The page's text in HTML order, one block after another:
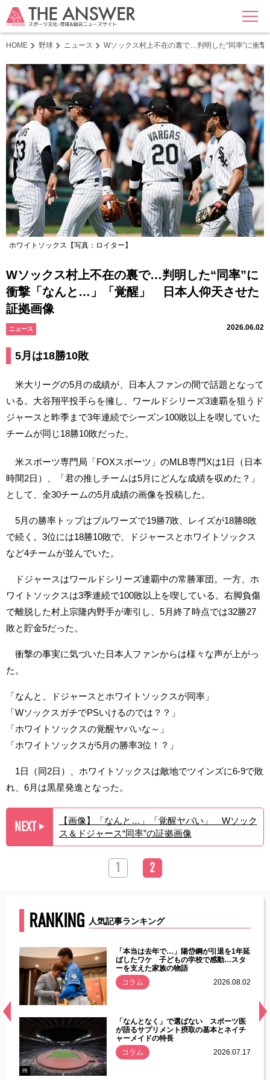
MENU
HOME 野球 ニュース Wソックス村上不在の裏で…判明した“同率”に衝
ホワイトソックス【写真：ロイター】
Wソックス村上不在の裏で…判明した“同率”に
衝撃「なんと…」「覚醒」 日本人仰天させた
証拠画像
ニュース 2026.06.02
5月は18勝10敗
米大リーグの5月の成績が、日本人ファンの間で話題となって
いる。大谷翔平投手らを擁し、ワールドシリーズ3連覇を狙うド
ジャースと昨季まで3年連続でシーズン100敗以上を喫していた
チームが同じ18勝10敗だった。
米スポーツ専門局「FOXスポーツ」のMLB専門Xは1日（日本
時間2日）、「君の推しチームは5月にどんな成績を収めた？」
として、全30チームの5月成績の画像を投稿した。
5月の勝率トップはブルワーズで19勝7敗、レイズが18勝8敗
で続く。3位には18勝10敗で、ドジャースとホワイトソックス
など4チームが並んでいた。
ドジャースはワールドシリーズ連覇中の常勝軍団。一方、ホ
ワイトソックスは3季連続で100敗以上を喫している。右脚負傷
で離脱した村上宗隆内野手が牽引し、5月終了時点では32勝27
敗と貯金5だった。
衝撃の事実に気づいた日本人ファンからは様々な声が上がっ
た。
「なんと、ドジャースとホワイトソックスが同率」
「WソックスガチでPSいけるのでは？？」
「ホワイトソックスの覚醒ヤバいな～」
「ホワイトソックスが5月の勝率3位！？」
1日（同2日）、ホワイトソックスは敵地でツインズに6-9で敗
れ、6月は黒星発進となった。
NEXT ▶︎
【画像】「なんと…」「覚醒ヤバい」 Wソック
ス＆ドジャース“同率”の証拠画像
1 2
RANKING 人気記事ランキング
常
「本当は去年で…」陽岱鋼が引退を1年延
ばしたワケ 子どもの学校で感動…スタ
ーを支えた家族の物語
コラム
2026.08.02
PR
「なんとなく」で選ばない スポーツ医
が語るサプリメント摂取の基本とネイチ
ャーメイドの特長
コラム
2026.07.17